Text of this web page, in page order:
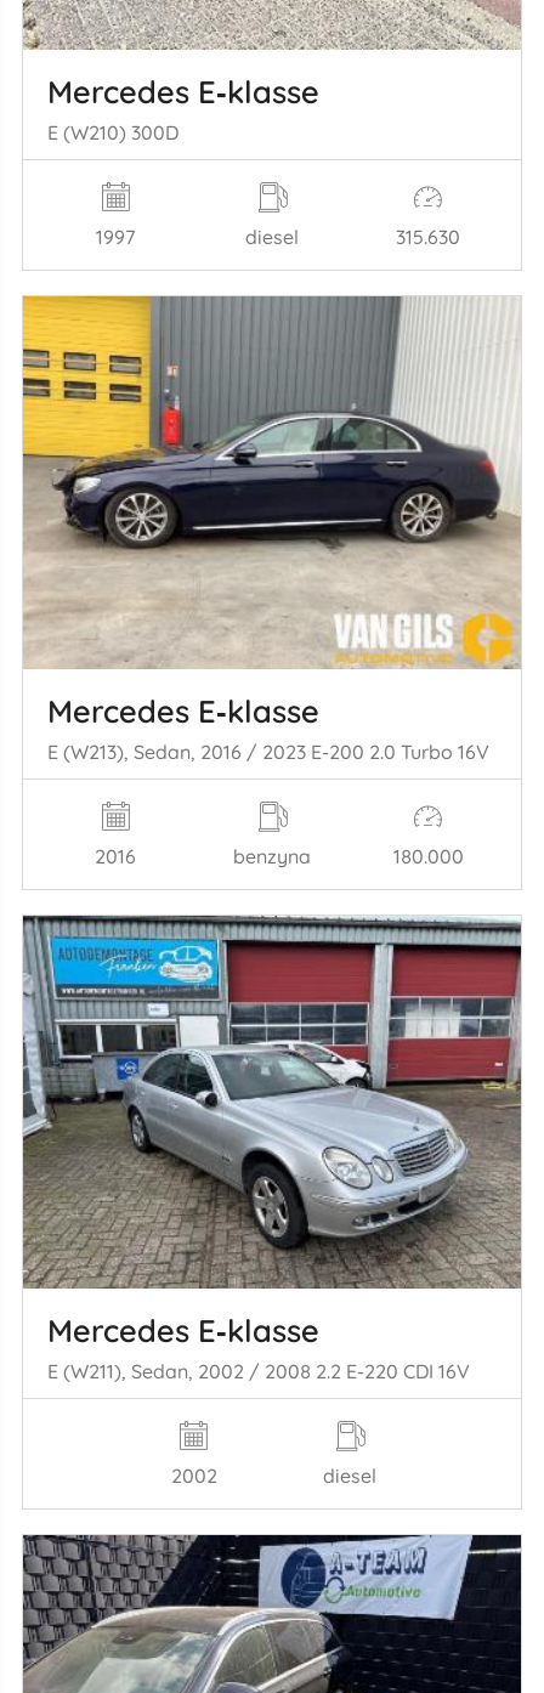
Mercedes E‑klasse
E (W210) 300D
1997 diesel 315.630
Mercedes E‑klasse
E (W213), Sedan, 2016 / 2023 E-200 2.0 Turbo 16V
2016 benzyna 180.000
Mercedes E‑klasse
E (W211), Sedan, 2002 / 2008 2.2 E-220 CDI 16V
2002 diesel